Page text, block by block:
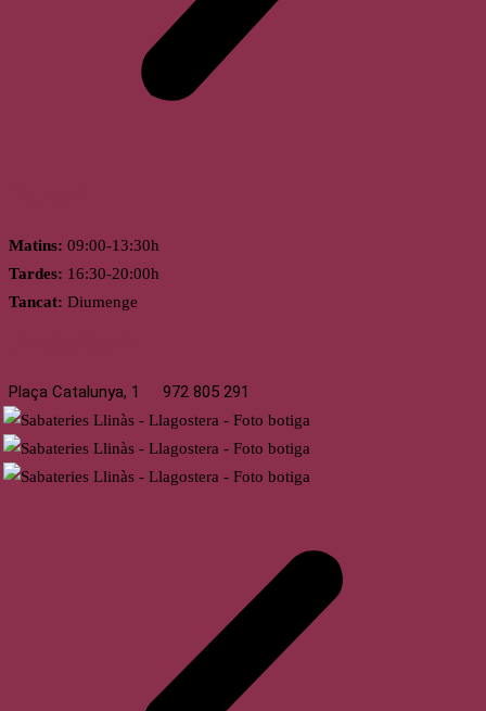
Matins: 09:00-13:30h
Tardes: 16:30-20:00h
Tancat: Diumenge
Plaça Catalunya, 1 972 805 291